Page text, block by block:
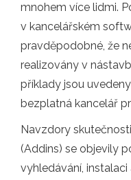
mnohem více lidmi.
v kancelářském
pravděpodobné, že
realizovány v
příklady jsou
bezplatná kancelář
Navzdory
(Addins) se objevily
vyhledávání,